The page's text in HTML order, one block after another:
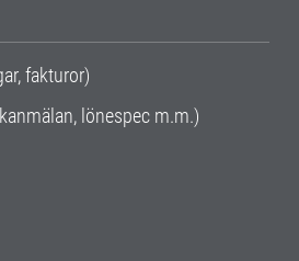
fakturor)
lönespec m.m.)